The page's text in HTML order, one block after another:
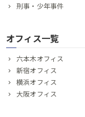
刑事・少年事件
オフィス一覧
六本木オフィス
新宿オフィス
横浜オフィス
大阪オフィス